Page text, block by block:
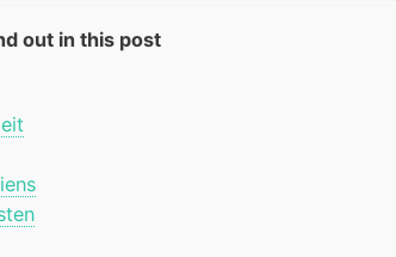
out in this post